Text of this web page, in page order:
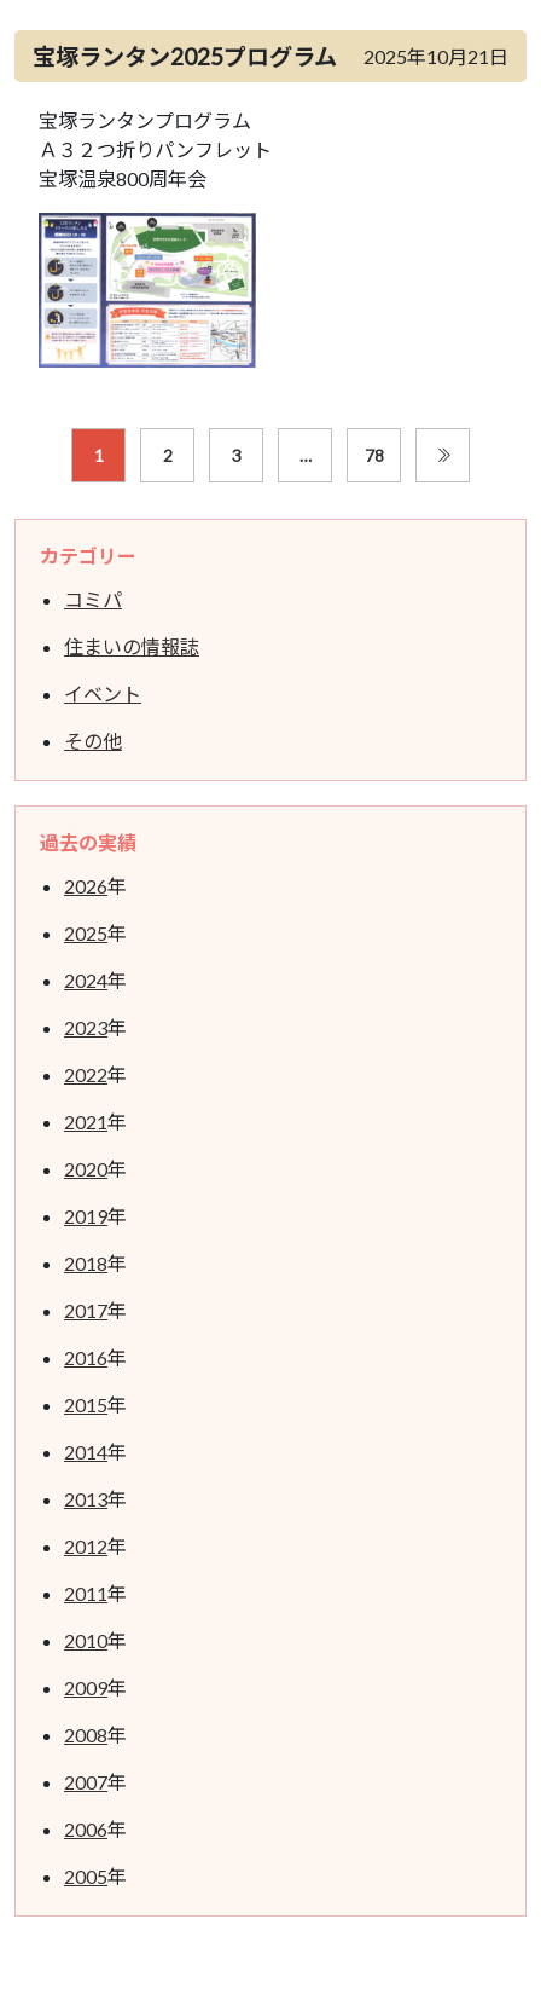
宝塚ランタン2025プログラム 2025年10月21日
宝塚ランタンプログラム
Ａ３２つ折りパンフレット
宝塚温泉800周年会
1 2 3 … 78
カテゴリー
コミパ
住まいの情報誌
イベント
その他
過去の実績
2026年
2025年
2024年
2023年
2022年
2021年
2020年
2019年
2018年
2017年
2016年
2015年
2014年
2013年
2012年
2011年
2010年
2009年
2008年
2007年
2006年
2005年